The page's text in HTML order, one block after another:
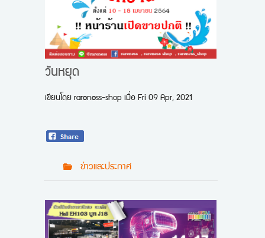
วันหยุด
เขียนโดย rareness-shop เมื่อ Fri 09 Apr, 2021
ข่าวและประกาศ